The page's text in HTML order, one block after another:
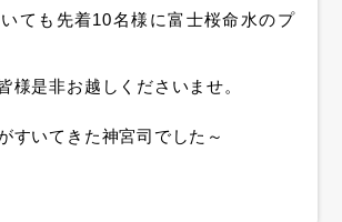
ても先着10名様に富士桜命水のプ
様是非お越しくださいませ。
すいてきた神宮司でした～